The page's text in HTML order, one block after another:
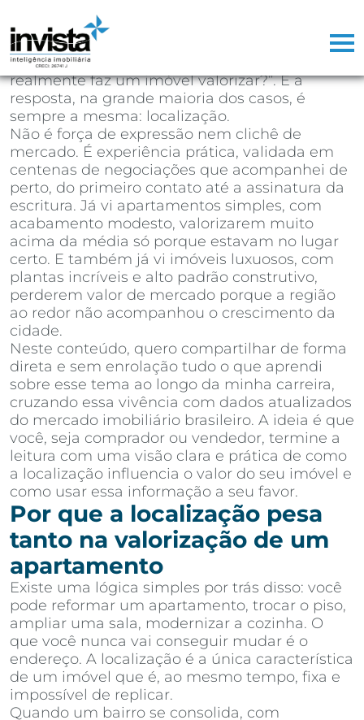
corretor de imóveis, já perdi a conta de
quantas vezes ouvi a mesma pergunta na
primeira reunião com um cliente: “o que
realmente faz um imóvel valorizar?”. E a
resposta, na grande maioria dos casos, é
sempre a mesma: localização.
Não é força de expressão nem clichê de
mercado. É experiência prática, validada em
centenas de negociações que acompanhei de
perto, do primeiro contato até a assinatura da
escritura. Já vi apartamentos simples, com
acabamento modesto, valorizarem muito
acima da média só porque estavam no lugar
certo. E também já vi imóveis luxuosos, com
plantas incríveis e alto padrão construtivo,
perderem valor de mercado porque a região
ao redor não acompanhou o crescimento da
cidade.
Neste conteúdo, quero compartilhar de forma
direta e sem enrolação tudo o que aprendi
sobre esse tema ao longo da minha carreira,
cruzando essa vivência com dados atualizados
do mercado imobiliário brasileiro. A ideia é que
você, seja comprador ou vendedor, termine a
leitura com uma visão clara e prática de como
a localização influencia o valor do seu imóvel e
como usar essa informação a seu favor.
Por que a localização pesa
tanto na valorização de um
apartamento
Existe uma lógica simples por trás disso: você
pode reformar um apartamento, trocar o piso,
ampliar uma sala, modernizar a cozinha. O
que você nunca vai conseguir mudar é o
endereço. A localização é a única característica
de um imóvel que é, ao mesmo tempo, fixa e
impossível de replicar.
Quando um bairro se consolida, com